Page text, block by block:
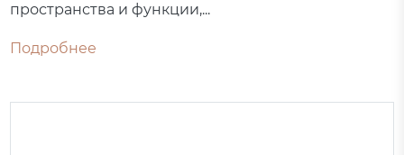
пространства и функции,...
Подробнее